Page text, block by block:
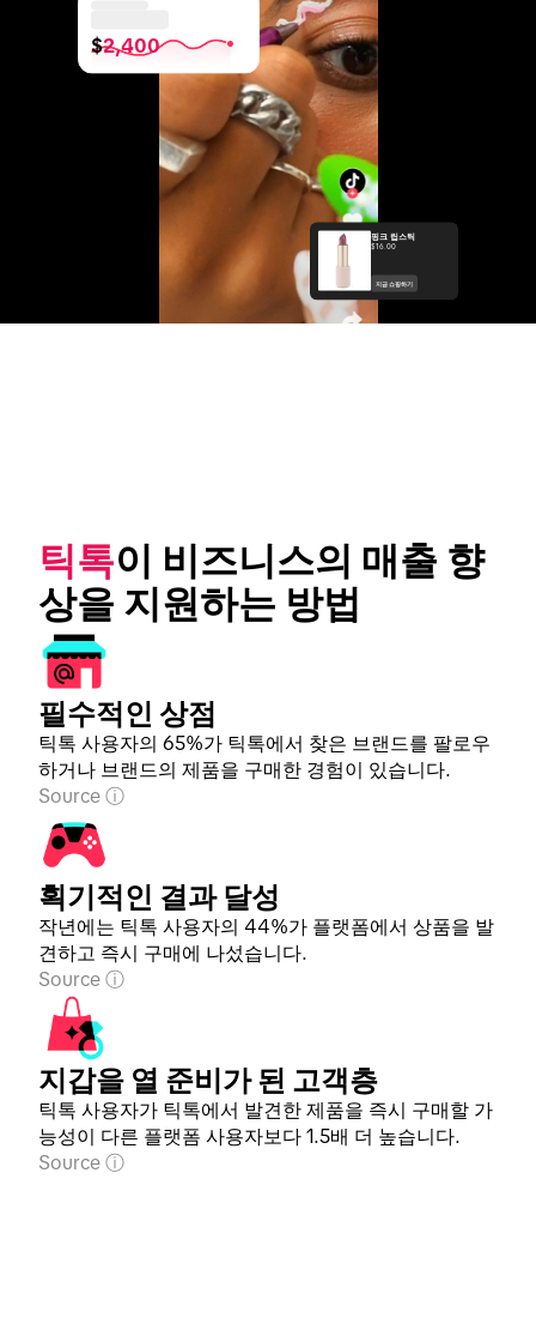
$2,400
핑크 립스틱
$16.00
지금 쇼핑하기
틱톡이 비즈니스의 매출 향
상을 지원하는 방법
필수적인 상점
틱톡 사용자의 65%가 틱톡에서 찾은 브랜드를 팔로우
하거나 브랜드의 제품을 구매한 경험이 있습니다.
Source
획기적인 결과 달성
작년에는 틱톡 사용자의 44%가 플랫폼에서 상품을 발
견하고 즉시 구매에 나섰습니다.
Source
지갑을 열 준비가 된 고객층
틱톡 사용자가 틱톡에서 발견한 제품을 즉시 구매할 가
능성이 다른 플랫폼 사용자보다 1.5배 더 높습니다.
Source